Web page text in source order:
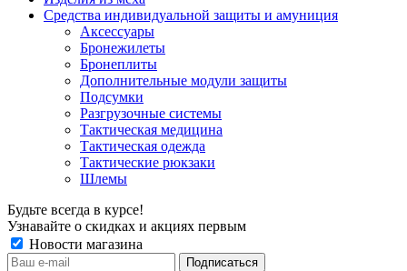
Средства индивидуальной защиты и амуниция
Аксессуары
Бронежилеты
Бронеплиты
Дополнительные модули защиты
Подсумки
Разгрузочные системы
Тактическая медицина
Тактическая одежда
Тактические рюкзаки
Шлемы
Будьте всегда в курсе!
Узнавайте о скидках и акциях первым
Новости магазина